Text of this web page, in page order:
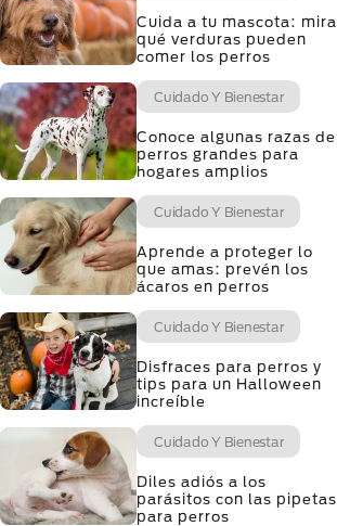
Cuida a tu mascota: mira
qué verduras pueden
comer los perros
Cuidado Y Bienestar
Conoce algunas razas de
perros grandes para
hogares amplios
Cuidado Y Bienestar
Aprende a proteger lo
que amas: prevén los
ácaros en perros
Cuidado Y Bienestar
Disfraces para perros y
tips para un Halloween
increíble
Cuidado Y Bienestar
Diles adiós a los
parásitos con las pipetas
para perros